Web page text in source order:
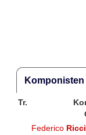
Tr.
Federico Ricci